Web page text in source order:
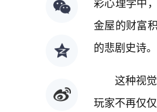
金屋的财富
的悲剧史诗。
这种视
玩家不再仅